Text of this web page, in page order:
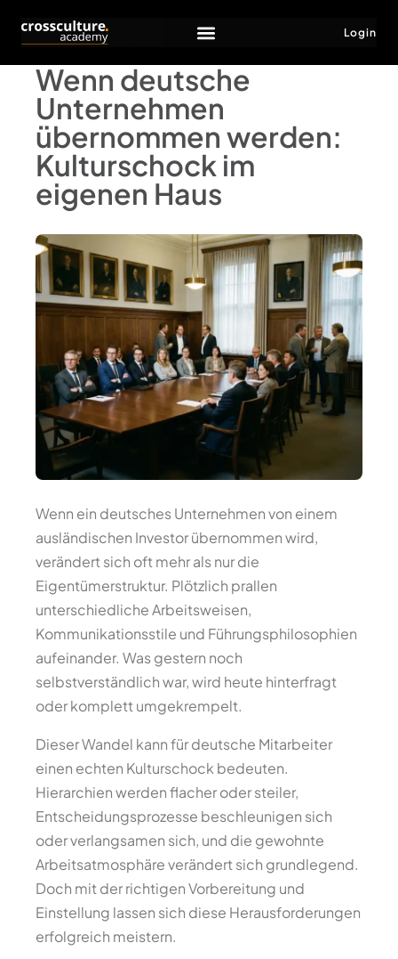
Login
Wenn deutsche
Unternehmen
übernommen werden:
Kulturschock im
eigenen Haus
Wenn ein deutsches Unternehmen von einem
ausländischen Investor übernommen wird,
verändert sich oft mehr als nur die
Eigentümerstruktur. Plötzlich prallen
unterschiedliche Arbeitsweisen,
Kommunikationsstile und Führungsphilosophien
aufeinander. Was gestern noch
selbstverständlich war, wird heute hinterfragt
oder komplett umgekrempelt.
Dieser Wandel kann für deutsche Mitarbeiter
einen echten Kulturschock bedeuten.
Hierarchien werden flacher oder steiler,
Entscheidungsprozesse beschleunigen sich
oder verlangsamen sich, und die gewohnte
Arbeitsatmosphäre verändert sich grundlegend.
Doch mit der richtigen Vorbereitung und
Einstellung lassen sich diese Herausforderungen
erfolgreich meistern.